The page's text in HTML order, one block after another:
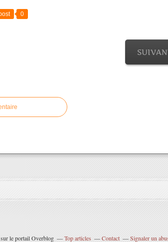
0
le portail Overblog Top articles Contact Signaler un